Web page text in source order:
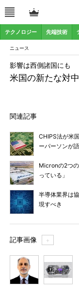
テクノロジー 先端技術
ニュース
米国の新たな対
影響は西側諸国にも
関連記事
CHIPS法が米
ーパーソンが
Micronの2つ
っている」
半導体業界は
現すべき
記事画像 ＋